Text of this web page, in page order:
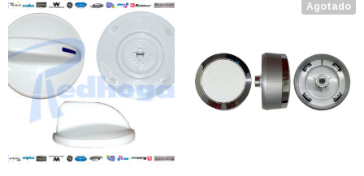
Agotado